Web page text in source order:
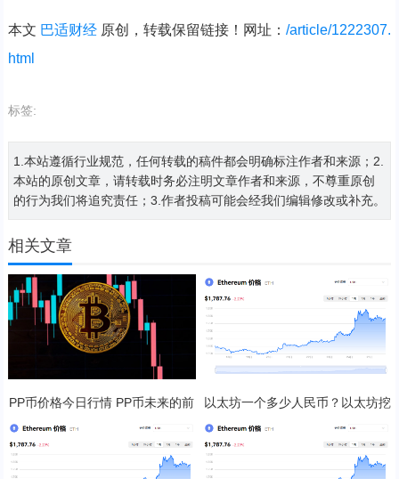
本文 巴适财经原创，转载保留链接！网址： /article/1222307.
html
标签:
1.本站遵循行业规范，任何转载的稿件都会明确标注作者和来源；2.
本站的原创文章，请转载时务必注明文章作者和来源，不尊重原创
的行为我们将追究责任；3.作者投稿可能会经我们编辑修改或补充。
相关文章
PP币价格今日行情 PP币未来的前
以太坊一个多少人民币？以太坊挖